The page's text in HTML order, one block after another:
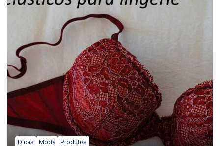
Dicas Moda Produtos